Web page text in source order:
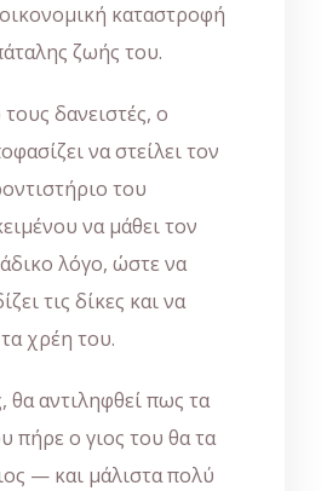
καταστροφή
ζωής του.
δανειστές, ο
να στείλει τον
του
να μάθει τον
λόγο, ώστε να
τις δίκες και να
χρέη του.
αντιληφθεί πως τα
πήρε ο γιος του θα τα
— και μάλιστα πολύ